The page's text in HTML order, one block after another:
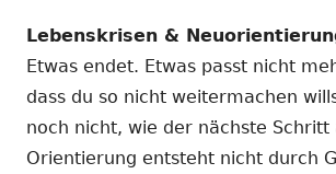
Lebenskrisen &
Etwas endet. Etwas passt nicht
dass du so nicht weitermachen
noch nicht, wie der nächste Schritt
Orientierung entsteht nicht durch